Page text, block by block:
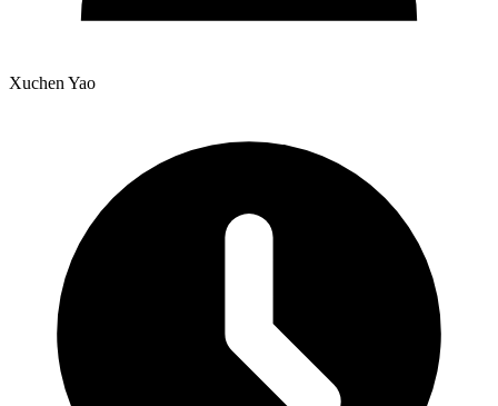
Xuchen Yao